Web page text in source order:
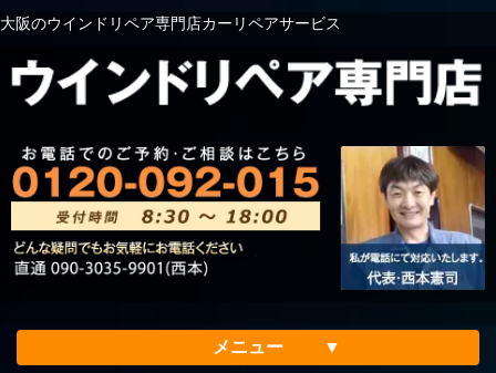
大阪のウインドリペア専門店カーリペアサービス
メニュー